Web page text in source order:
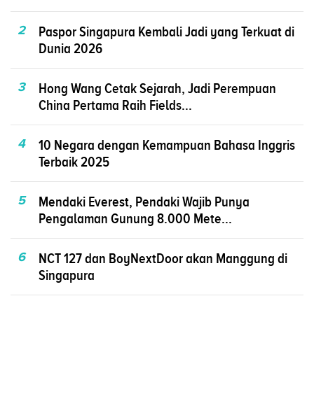
2
Paspor Singapura Kembali Jadi yang Terkuat di
Dunia 2026
3
Hong Wang Cetak Sejarah, Jadi Perempuan
China Pertama Raih Fields...
4
10 Negara dengan Kemampuan Bahasa Inggris
Terbaik 2025
5
Mendaki Everest, Pendaki Wajib Punya
Pengalaman Gunung 8.000 Mete...
6
NCT 127 dan BoyNextDoor akan Manggung di
Singapura